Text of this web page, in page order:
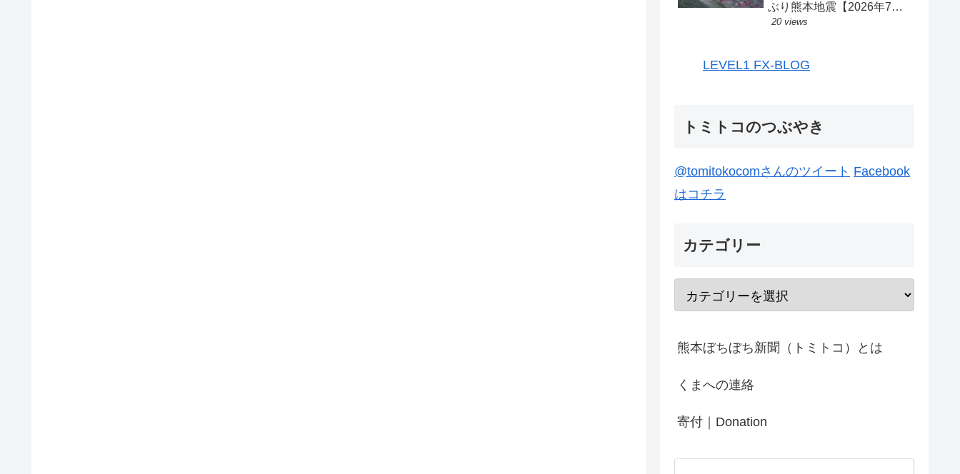
ぶり熊本地震【2026年7月
27日-31日｜投機433】
20 views
LEVEL1 FX-BLOG
トミトコのつぶやき
@tomitokocomさんのツイート Facebook
はコチラ
カテゴリー
熊本ぼちぼち新聞（トミトコ）とは
くまへの連絡
寄付｜Donation